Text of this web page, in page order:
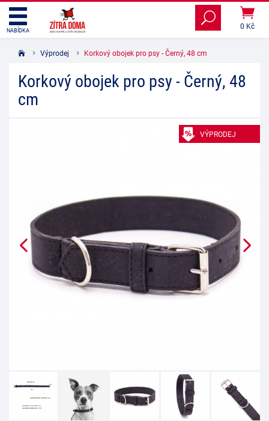
0 Kč
NABÍDKA
Výprodej Korkový obojek pro psy - Černý, 48 cm
Korkový obojek pro psy - Černý, 48
cm
VÝPRODEJ